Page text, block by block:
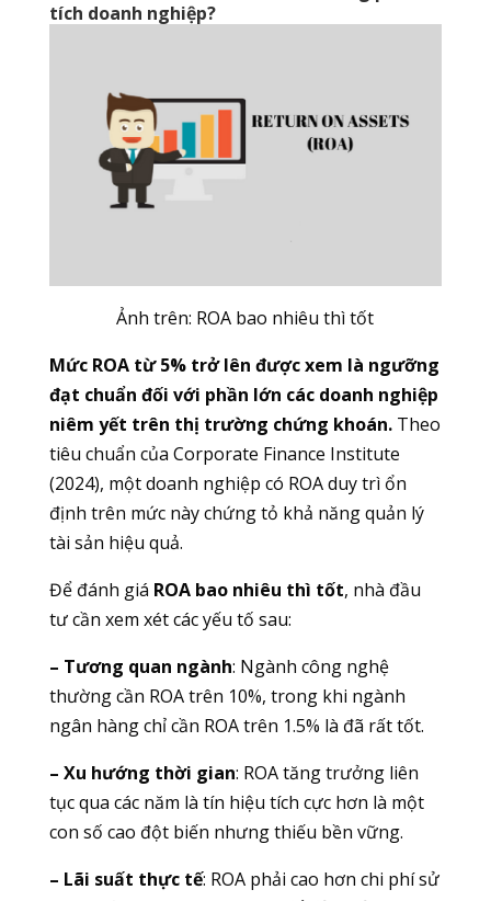
tích doanh nghiệp?
Ảnh trên: ROA bao nhiêu thì tốt
Mức ROA từ 5% trở lên được xem là ngưỡng
đạt chuẩn đối với phần lớn các doanh nghiệp
niêm yết trên thị trường chứng khoán.Theo
tiêu chuẩn của Corporate Finance Institute
(2024), một doanh nghiệp có ROA duy trì ổn
định trên mức này chứng tỏ khả năng quản lý
tài sản hiệu quả.
Để đánh giá ROA bao nhiêu thì tốt, nhà đầu
tư cần xem xét các yếu tố sau:
– Tương quan ngành: Ngành công nghệ
thường cần ROA trên 10%, trong khi ngành
ngân hàng chỉ cần ROA trên 1.5% là đã rất tốt.
– Xu hướng thời gian: ROA tăng trưởng liên
tục qua các năm là tín hiệu tích cực hơn là một
con số cao đột biến nhưng thiếu bền vững.
– Lãi suất thực tế: ROA phải cao hơn chi phí sử